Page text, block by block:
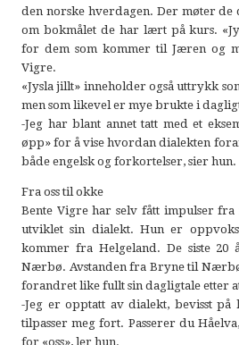
den norske hverdagen. Der møter
om bokmålet de har lært på kurs.
for dem som kommer til Jæren og
Vigre.
«Jysla jillt» inneholder også uttrykk
men som likevel er mye brukte i
-Jeg har blant annet tatt med et
øpp» for å vise hvordan dialekten
både engelsk og forkortelser, sier hun.
Fra oss til okke
Bente Vigre har selv fått impulser
utviklet sin dialekt. Hun er
kommer fra Helgeland. De siste
Nærbø. Avstanden fra Bryne til
forandret like fullt sin dagligtale etter
-Jeg er opptatt av dialekt, bevisst
tilpasser meg fort. Passerer du
for «oss», ler hun.